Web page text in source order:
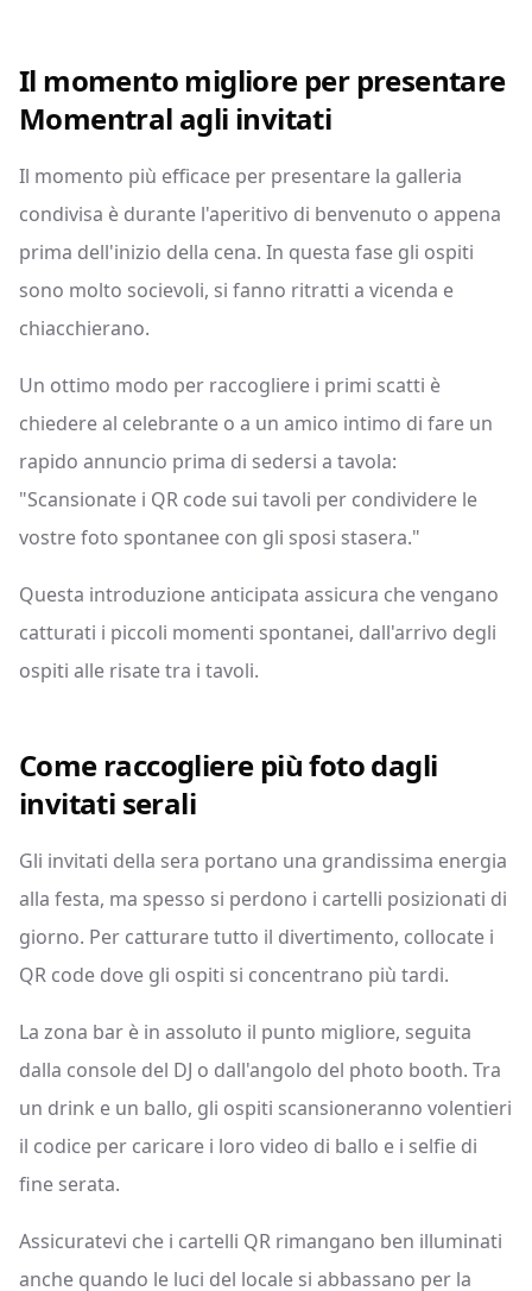
Il momento migliore per presentare
Momentral agli invitati
Il momento più efficace per presentare la galleria
condivisa è durante l'aperitivo di benvenuto o appena
prima dell'inizio della cena. In questa fase gli ospiti
sono molto socievoli, si fanno ritratti a vicenda e
chiacchierano.
Un ottimo modo per raccogliere i primi scatti è
chiedere al celebrante o a un amico intimo di fare un
rapido annuncio prima di sedersi a tavola:
"Scansionate i QR code sui tavoli per condividere le
vostre foto spontanee con gli sposi stasera."
Questa introduzione anticipata assicura che vengano
catturati i piccoli momenti spontanei, dall'arrivo degli
ospiti alle risate tra i tavoli.
Come raccogliere più foto dagli
invitati serali
Gli invitati della sera portano una grandissima energia
alla festa, ma spesso si perdono i cartelli posizionati di
giorno. Per catturare tutto il divertimento, collocate i
QR code dove gli ospiti si concentrano più tardi.
La zona bar è in assoluto il punto migliore, seguita
dalla console del DJ o dall'angolo del photo booth. Tra
un drink e un ballo, gli ospiti scansioneranno volentieri
il codice per caricare i loro video di ballo e i selfie di
fine serata.
Assicuratevi che i cartelli QR rimangano ben illuminati
anche quando le luci del locale si abbassano per la